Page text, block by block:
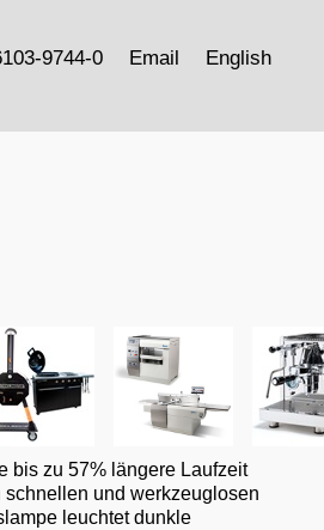
9744-0 Email English
bis zu 57% längere Laufzeit
und werkzeuglosen
leuchtet dunkle